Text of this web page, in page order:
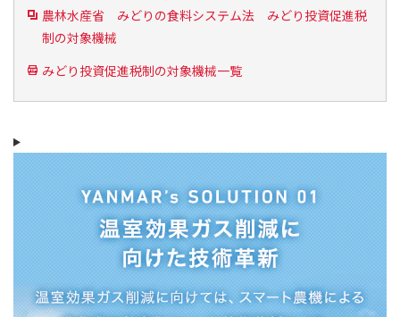
農林水産省 みどりの食料システム法 みどり投資促進税
制の対象機械
みどり投資促進税制の対象機械一覧